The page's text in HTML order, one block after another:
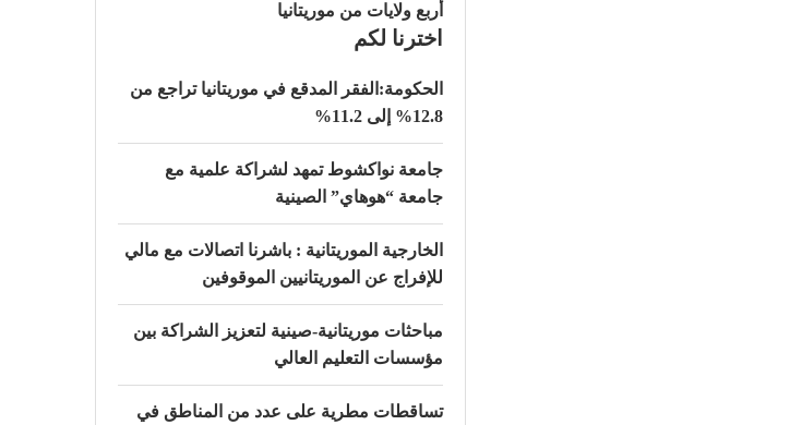
أربع ولايات من موريتانيا
اخترنا لكم
الحكومة:الفقر المدقع في موريتانيا تراجع من
12.8% إلى 11.2%
جامعة نواكشوط تمهد لشراكة علمية مع
جامعة “هوهاي” الصينية
الخارجية الموريتانية : باشرنا اتصالات مع مالي
للإفراج عن الموريتانيين الموقوفين
مباحثات موريتانية-صينية لتعزيز الشراكة بين
مؤسسات التعليم العالي
تساقطات مطرية على عدد من المناطق في